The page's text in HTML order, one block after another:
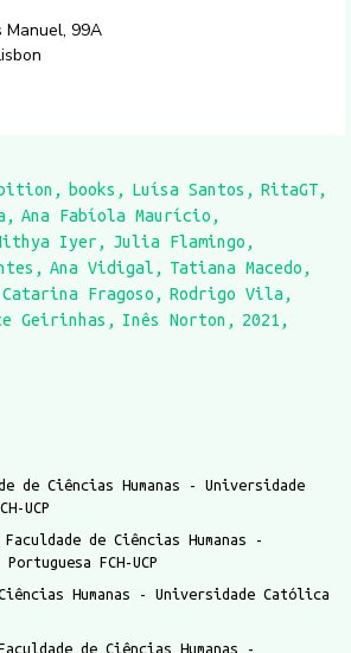
Manuel, 99A
books Luísa Santos
RitaGT
Ana Fabíola Maurício
Iyer
Julia Flamingo
Ana Vidigal
Tatiana Macedo
Catarina Fragoso
Rodrigo Vila
Geirinhas Inês Norton
2021
de Ciências Humanas - Universidade
UCP
Faculdade de Ciências Humanas -
FCH-UCP
Humanas - Universidade Católica
de Ciências Humanas -